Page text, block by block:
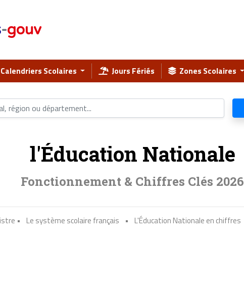
-gouv
Scolaires Jours Fériés Zones Scolaires
l'Éducation Nationale
Fonctionnement & Chiffres Clés 2026
• Le système scolaire français • L'Éducation Nationale en chiffres